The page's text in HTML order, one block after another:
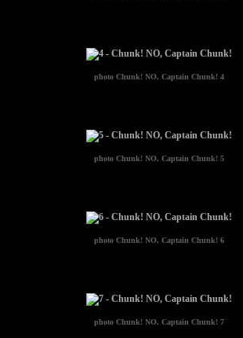
photo Chunk! NO, Captain Chunk! 4
photo Chunk! NO, Captain Chunk! 5
photo Chunk! NO, Captain Chunk! 6
photo Chunk! NO, Captain Chunk! 7